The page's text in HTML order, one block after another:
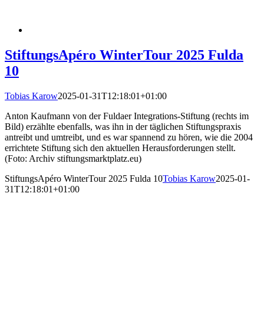
StiftungsApéro WinterTour 2025 Fulda
10
Tobias Karow2025-01-31T12:18:01+01:00
Anton Kaufmann von der Fuldaer Integrations-Stiftung (rechts im
Bild) erzählte ebenfalls, was ihn in der täglichen Stiftungspraxis
antreibt und umtreibt, und es war spannend zu hören, wie die 2004
errichtete Stiftung sich den aktuellen Herausforderungen stellt.
(Foto: Archiv stiftungsmarktplatz.eu)
StiftungsApéro WinterTour 2025 Fulda 10Tobias Karow2025-01-
31T12:18:01+01:00